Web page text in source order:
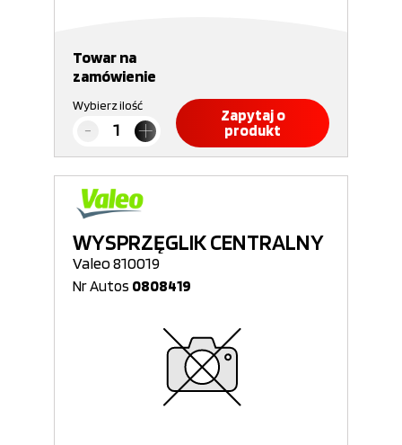
Towar na
zamówienie
Wybierz ilość
Zapytaj o
produkt
WYSPRZĘGLIK CENTRALNY
Valeo 810019
Nr Autos 0808419